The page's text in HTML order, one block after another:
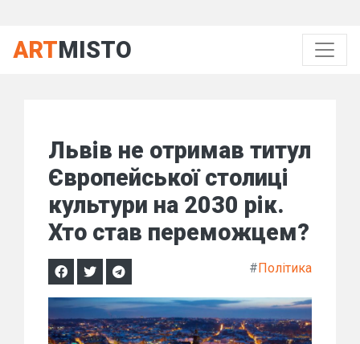
ARTMISTO
Львів не отримав титул
Європейської столиці
культури на 2030 рік.
Хто став переможцем?
#Політика